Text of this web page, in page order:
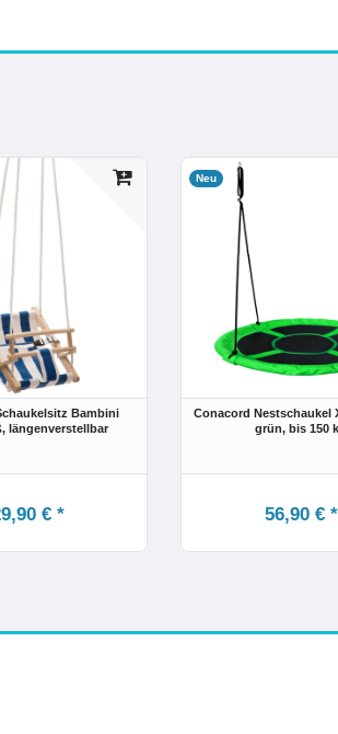
Bambini
längenverstellbar
€ *
Neu
Conacord Nestschaukel
grün, bis 150
56,90 € *